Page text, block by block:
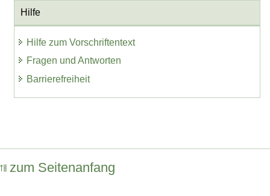
Hilfe
Hilfe zum Vorschriftentext
Fragen und Antworten
Barrierefreiheit
zum Seitenanfang